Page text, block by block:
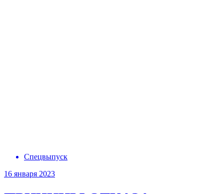
Спецвыпуск
16 января 2023